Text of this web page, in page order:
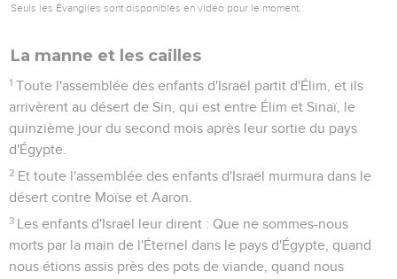
Seuls les Évangiles sont disponibles en vidéo pour le moment.
La manne et les cailles
1 Toute l'assemblée des enfants d'Israël partit d'Élim, et ils
arrivèrent au désert de Sin, qui est entre Élim et Sinaï, le
quinzième jour du second mois après leur sortie du pays
d'Égypte.
2 Et toute l'assemblée des enfants d'Israël murmura dans le
désert contre Moïse et Aaron.
3 Les enfants d'Israël leur dirent : Que ne sommes-nous
morts par la main de l'Éternel dans le pays d'Égypte, quand
nous étions assis près des pots de viande, quand nous